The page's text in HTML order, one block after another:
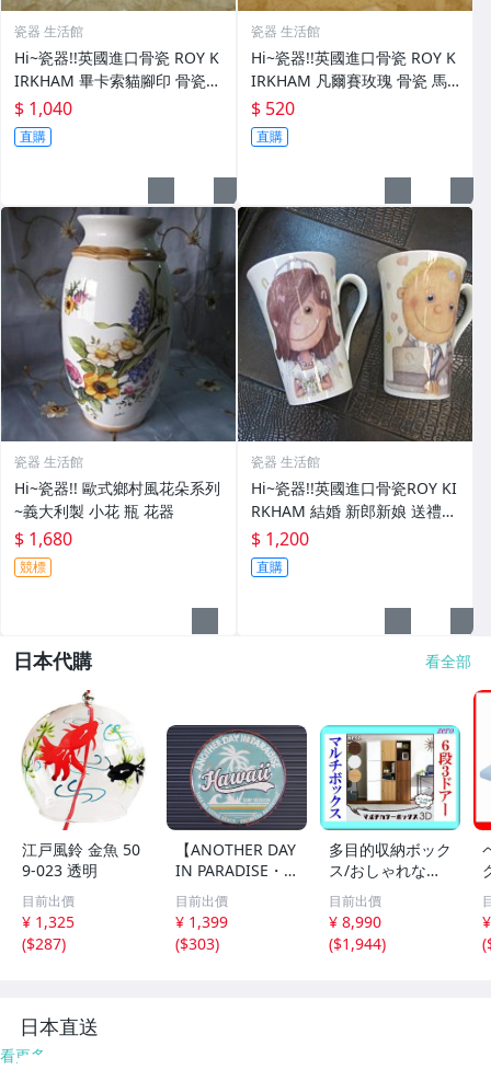
瓷器 生活館
Hi~瓷器!!英國進口骨瓷 ROY K
IRKHAM 畢卡索貓腳印 骨瓷
馬克杯 圓胖杯
$ 1,040
直購
瓷器 生活館
Hi~瓷器!!英國進口骨瓷 ROY K
IRKHAM 凡爾賽玫瑰 骨瓷 馬
克杯 圓胖杯
$ 520
直購
瓷器 生活館
Hi~瓷器!! 歐式鄉村風花朵系列
~義大利製 小花 瓶 花器
$ 1,680
競標
瓷器 生活館
Hi~瓷器!!英國進口骨瓷ROY KI
RKHAM 結婚 新郎新娘 送禮
骨瓷 馬克杯組
$ 1,200
直購
日本代購 看全部
江戸風鈴 金魚 50
9-023 透明
目前出價
¥ 1,325
($287)
【ANOTHER DAY
IN PARADISE・
ハワイ】※《エン
ボスメタルサイ
ン》 アメリカン
雑貨 エンボス看
目前出價
¥ 1,399
($303)
多目的収納ボック
ス/おしゃれなマ
ルチカラーボック
ス 6段3枚扉/キャ
ビネット 飾り棚
本棚 テレビ台 食
目前出價
¥ 8,990
($1,944)
(
日本直送
看更多